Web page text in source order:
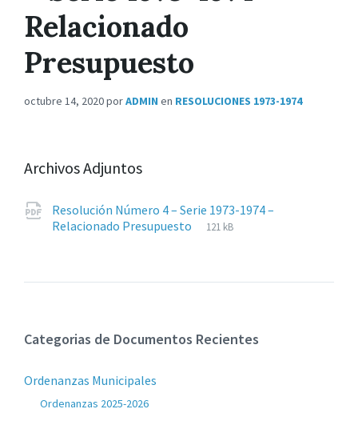
Relacionado
Presupuesto
octubre 14, 2020porADMIN en RESOLUCIONES 1973-1974
Archivos Adjuntos
Resolución Número 4 – Serie 1973-1974 –
Relacionado Presupuesto
Extensiones
pdf
Tamaño
121 kB
Categorias de Documentos Recientes
Ordenanzas Municipales
Ordenanzas 2025-2026